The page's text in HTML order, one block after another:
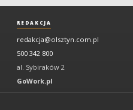
REDAKCJA
redakcja@olsztyn.com.pl
500 342 800
al. Sybiraków 2
GoWork.pl